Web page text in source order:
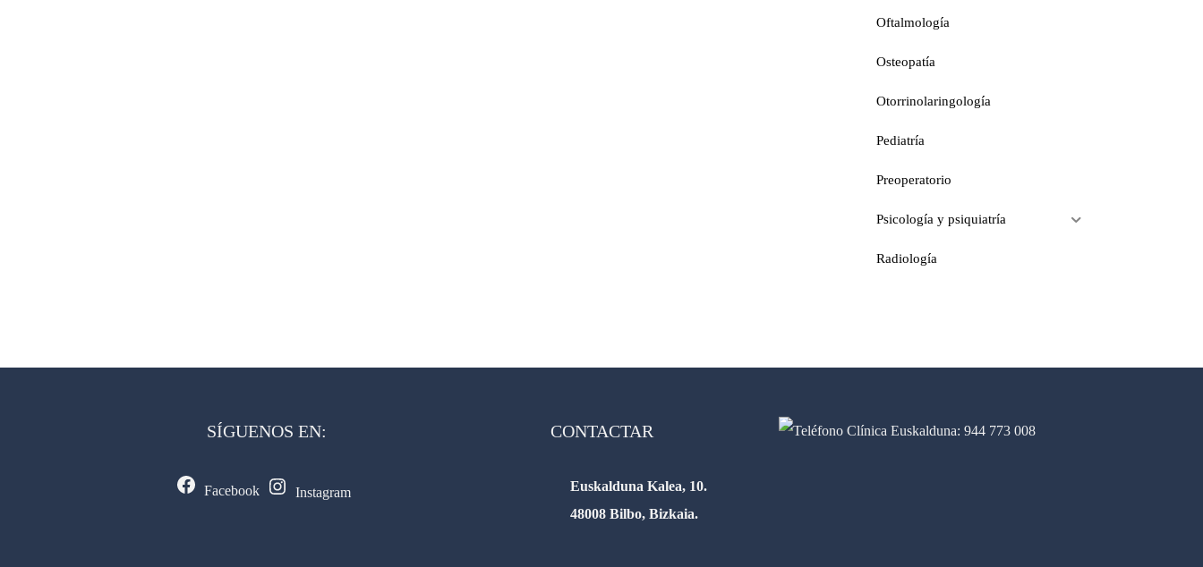
Oftalmología
Osteopatía
Otorrinolaringología
Pediatría
Preoperatorio
Psicología y psiquiatría
Radiología
SÍGUENOS EN:
Facebook Instagram
CONTACTAR
Euskalduna Kalea, 10.
48008 Bilbo, Bizkaia.